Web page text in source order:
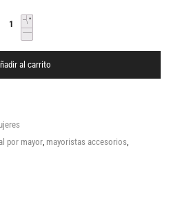
al carrito
por mayor mayoristas accesorios